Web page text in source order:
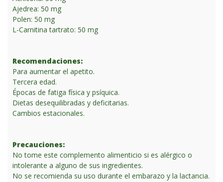
Ajedrea: 50 mg
Polen: 50 mg
L-Carnitina tartrato: 50 mg
Recomendaciones:
Para aumentar el apetito.
Tercera edad.
Épocas de fatiga física y psíquica.
Dietas desequilibradas y deficitarias.
Cambios estacionales.
Precauciones:
No tome este complemento alimenticio si es alérgico o
intolerante a alguno de sus ingredientes.
No se recomienda su uso durante el embarazo y la lactancia.